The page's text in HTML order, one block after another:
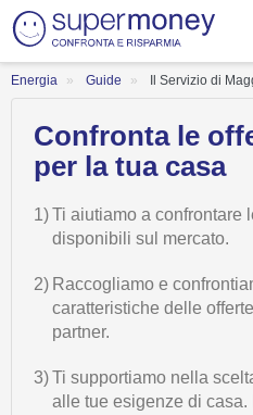
Energia Guide Il Servizio di
Confronta le
per la tua casa
1)Ti aiutiamo a confrontare
disponibili sul mercato.
2) Raccogliamo e
caratteristiche delle
partner.
3)Ti supportiamo nella
alle tue esigenze di casa.